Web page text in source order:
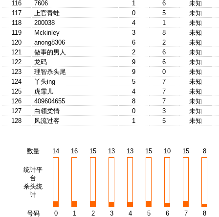
116
7606 1 6
未知
117
上官青蛙 0 5
未知
118
200038 4 1
未知
119
Mckinley 3 8
未知
120
anong8306 6 2
未知
121
做事的男人 2 6
未知
122
龙码 9 6
未知
123
理智杀头尾 9 0
未知
124
丫头ing 5 7
未知
125
虎霏儿 4 7
未知
126
409604655 8 7
未知
127
白领柔情 0 3
未知
128
风流过客 1 5 未知
数量 14 16 15 13 13 15 10 15 8
统计平
台
杀头统
计
号码 0 1 2 3 4 5 6 7 8